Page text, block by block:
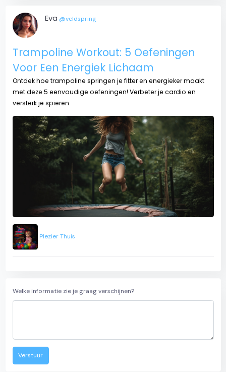
Eva @veldspring
Trampoline Workout: 5 Oefeningen
Voor Een Energiek Lichaam
Ontdek hoe trampoline springen je fitter en energieker maakt
met deze 5 eenvoudige oefeningen! Verbeter je cardio en
versterk je spieren.
Plezier Thuis
Welke informatie zie je graag verschijnen?
Verstuur